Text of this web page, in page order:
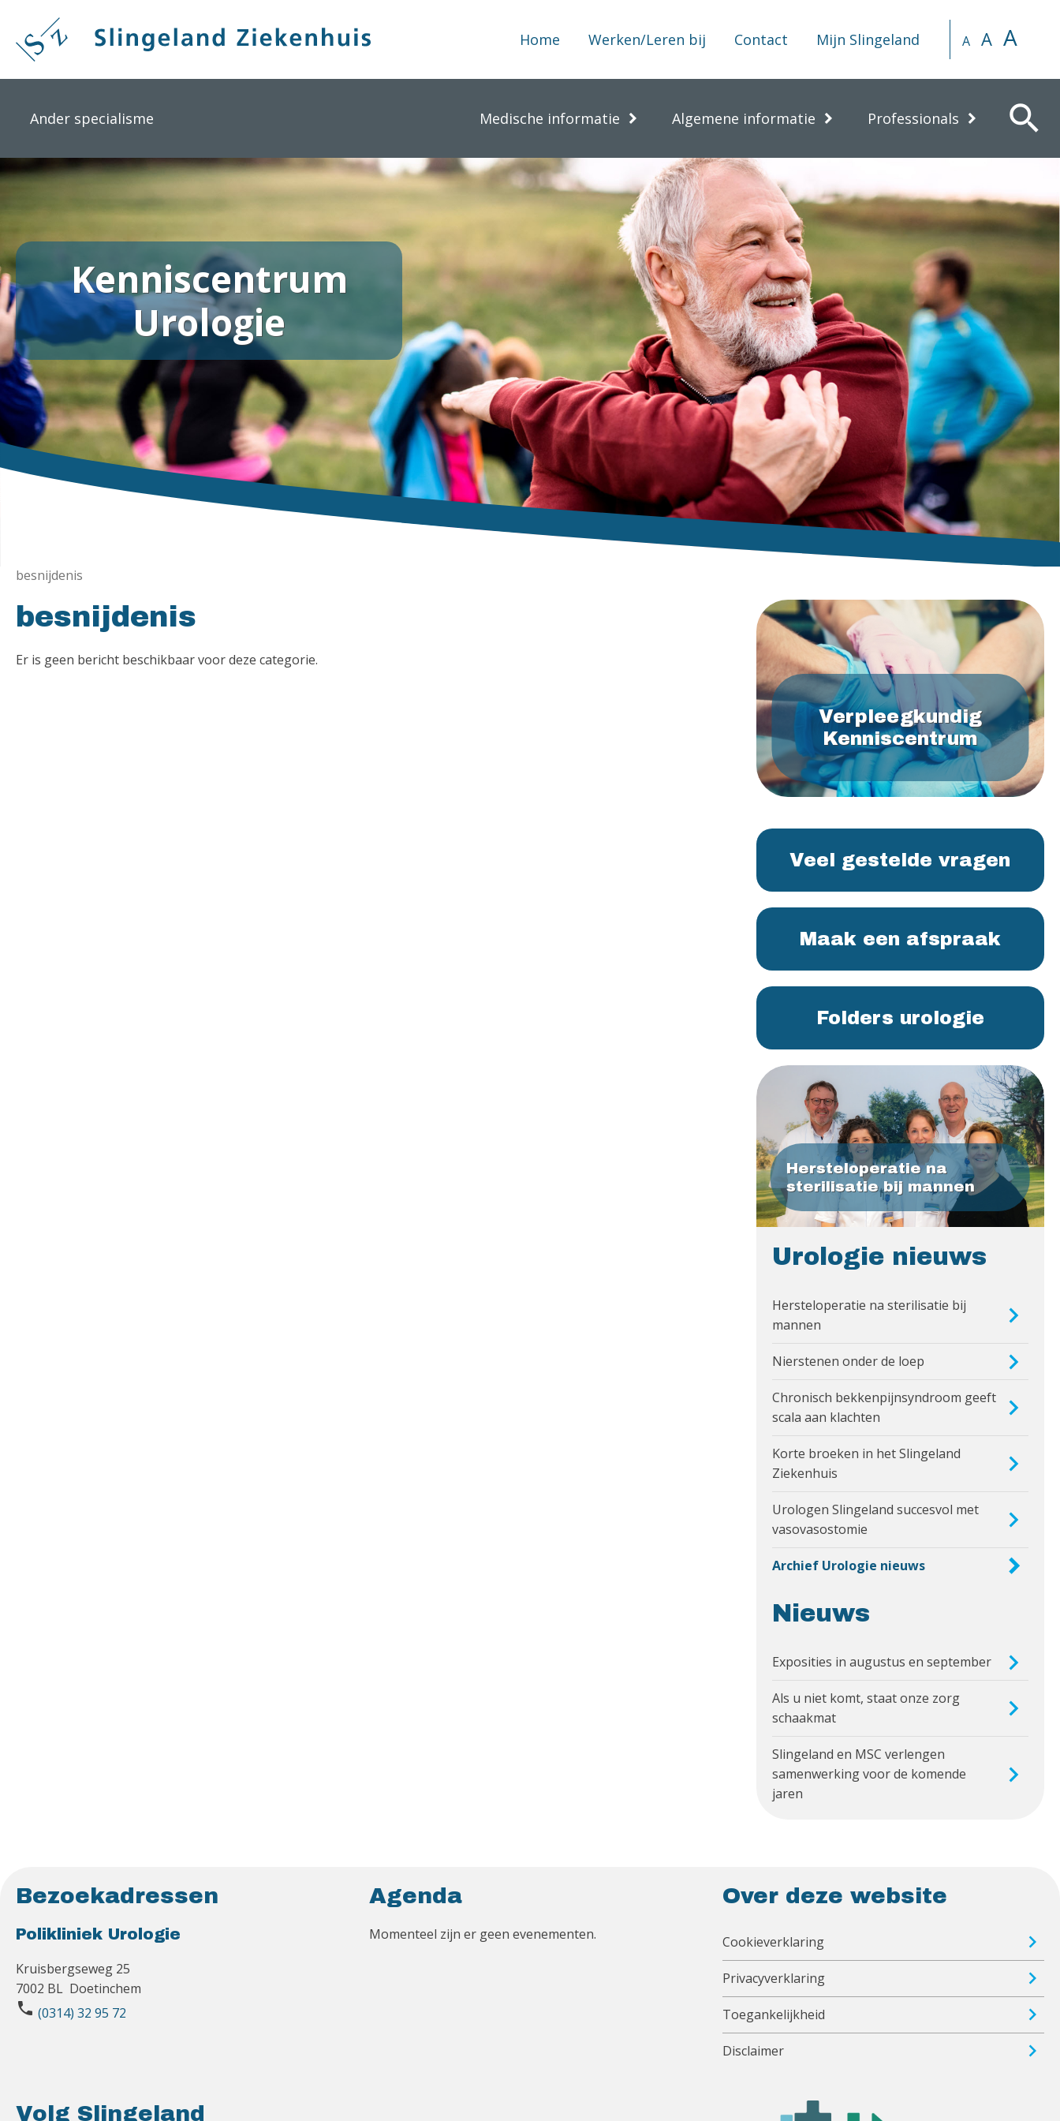
naar
Home Werken/Leren bij Contact Mijn Slingeland A A A
Ander specialisme Medische informatie Algemene informatie Professionals search
Kenniscentrum
Urologie
besnijdenis
besnijdenis
Er is geen bericht beschikbaar voor deze categorie.
Verpleegkundig
Kenniscentrum
Veel gestelde vragen
Maak een afspraak
Folders urologie
Hersteloperatie na
sterilisatie bij mannen
Urologie nieuws
Hersteloperatie na sterilisatie bij
mannen
Nierstenen onder de loep
Chronisch bekkenpijnsyndroom geeft
scala aan klachten
Korte broeken in het Slingeland
Ziekenhuis
Urologen Slingeland succesvol met
vasovasostomie
Archief Urologie nieuws
Nieuws
Exposities in augustus en september
Als u niet komt, staat onze zorg
schaakmat
Slingeland en MSC verlengen
samenwerking voor de komende
jaren
Bezoekadressen
Polikliniek Urologie
Kruisbergseweg 25
7002 BL Doetinchem
phone (0314) 32 95 72
Volg Slingeland
Agenda
Momenteel zijn er geen evenementen.
Over deze website
Cookieverklaring
Privacyverklaring
Toegankelijkheid
Disclaimer